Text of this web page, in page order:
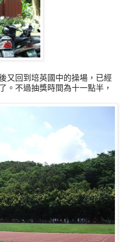
又回到培英國中的操場，已經
。不過抽獎時間為十一點半，